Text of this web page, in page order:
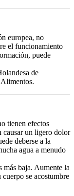
europea, no
el funcionamiento
puede
de
tienen efectos
causar un ligero dolor
deberse a la
agua a menudo
más baja. Aumente la
se acostumbre